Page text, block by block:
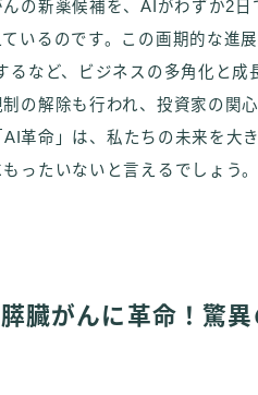
の新薬候補を、AIがわずか2
いるのです。この画期的な進
など、ビジネスの多角化と成
の解除も行われ、投資家の関
革命」は、私たちの未来を大
ったいないと言えるでしょう。
臓がんに革命！驚